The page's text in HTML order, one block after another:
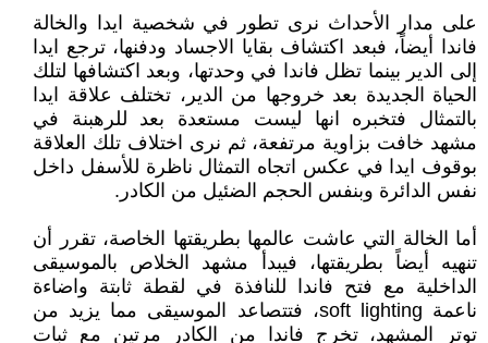
على مدار الأحداث نرى تطور في شخصية ايدا والخالة
فاندا أيضاً، فبعد اكتشاف بقايا الاجساد ودفنها، ترجع ايدا
إلى الدير بينما تظل فاندا في وحدتها، وبعد اكتشافها لتلك
الحياة الجديدة بعد خروجها من الدير، تختلف علاقة ايدا
بالتمثال فتخبره انها ليست مستعدة بعد للرهبنة في
مشهد خافت بزاوية مرتفعة، ثم نرى اختلاف تلك العلاقة
بوقوف ايدا في عكس اتجاه التمثال ناظرة للأسفل داخل
نفس الدائرة وبنفس الحجم الضئيل من الكادر.
أما الخالة التي عاشت عالمها بطريقتها الخاصة، تقرر أن
تنهيه أيضاً بطريقتها، فيبدأ مشهد الخلاص بالموسيقى
الداخلية مع فتح فاندا للنافذة في لقطة ثابتة واضاءة
ناعمة soft lighting، فتتصاعد الموسيقى مما يزيد من
توتر المشهد، تخرج فاندا من الكادر مرتين مع ثبات